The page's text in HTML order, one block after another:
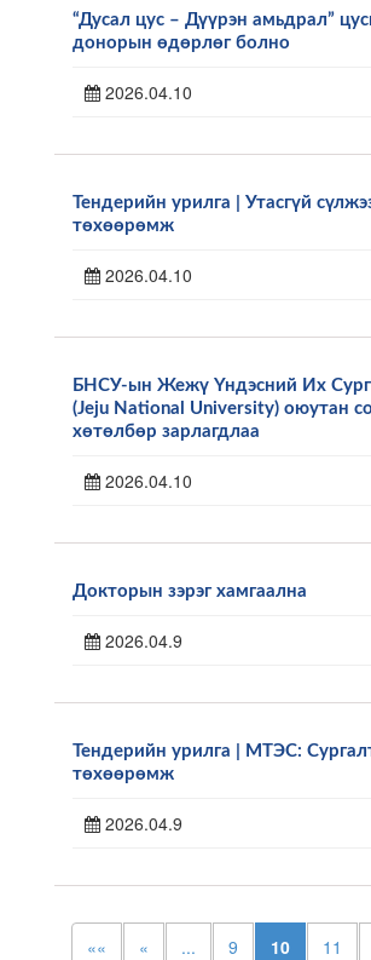
“Дусал цус – Дүүрэн амьдрал”
донорын өдөрлөг болно
2026.04.10
Тендерийн урилга | Утасгүй
төхөөрөмж
2026.04.10
БНСУ-ын Жежү Үндэсний Их
(Jeju National University) оюутан
хөтөлбөр зарлагдлаа
2026.04.10
Докторын зэрэг хамгаална
2026.04.9
Тендерийн урилга | МТЭС:
төхөөрөмж
2026.04.9
«« « ... 9 10 11